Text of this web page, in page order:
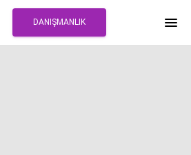
DANIŞMANLIK